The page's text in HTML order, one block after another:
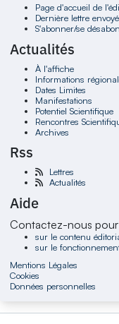
Page d'accueil de
Dernière lettre
S'abonner/se
Actualités
À l'affiche
Informations
Dates Limites
Manifestations
Potentiel Scientifique
Rencontres
Archives
Rss
Lettres
Actualités
Aide
Contactez-nous
sur le contenu
sur le
Mentions Légales
Cookies
Données personnelles